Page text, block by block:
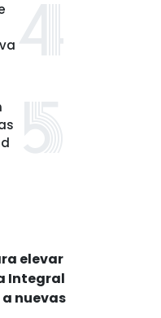
elevar
Integral
nuevas